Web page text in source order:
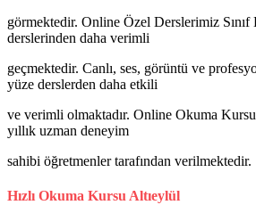
görmektedir. Online Özel Derslerimiz
derslerinden daha verimli
geçmektedir. Canlı, ses, görüntü ve
yüze derslerden daha etkili
ve verimli olmaktadır. Online Okuma
yıllık uzman deneyim
sahibi öğretmenler tarafından verilmektedir.
Hızlı Okuma Kursu Altıeylül